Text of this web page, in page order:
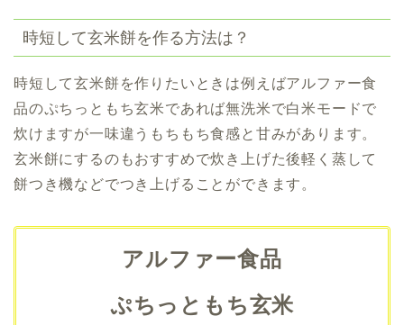
時短して玄米餅を作る方法は？
時短して玄米餅を作りたいときは例えばアルファー食
品のぷちっともち玄米であれば無洗米で白米モードで
炊けますが一味違う もちもち食感と甘みがあります。
玄米餅にするのもおすすめで炊き上げた後軽く蒸して
餅つき機などでつき上げることができます。
アルファー食品
ぷちっともち玄米